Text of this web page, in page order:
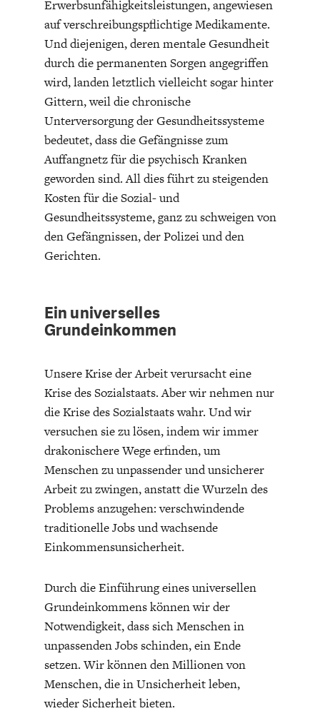
Erwerbsunfähigkeitsleistungen, angewiesen
auf verschreibungspflichtige Medikamente.
Und diejenigen, deren mentale Gesundheit
durch die permanenten Sorgen angegriffen
wird, landen letztlich vielleicht sogar hinter
Gittern, weil die chronische
Unterversorgung der Gesundheitssysteme
bedeutet, dass die Gefängnisse zum
Auffangnetz für die psychisch Kranken
geworden sind. All dies führt zu steigenden
Kosten für die Sozial- und
Gesundheitssysteme, ganz zu schweigen von
den Gefängnissen, der Polizei und den
Gerichten.
Ein universelles
Grundeinkommen
Unsere Krise der Arbeit verursacht eine
Krise des Sozialstaats. Aber wir nehmen nur
die Krise des Sozialstaats wahr. Und wir
versuchen sie zu lösen, indem wir immer
drakonischere Wege erfinden, um
Menschen zu unpassender und unsicherer
Arbeit zu zwingen, anstatt die Wurzeln des
Problems anzugehen: verschwindende
traditionelle Jobs und wachsende
Einkommensunsicherheit.
Durch die Einführung eines universellen
Grundeinkommens können wir der
Notwendigkeit, dass sich Menschen in
unpassenden Jobs schinden, ein Ende
setzen. Wir können den Millionen von
Menschen, die in Unsicherheit leben,
wieder Sicherheit bieten.